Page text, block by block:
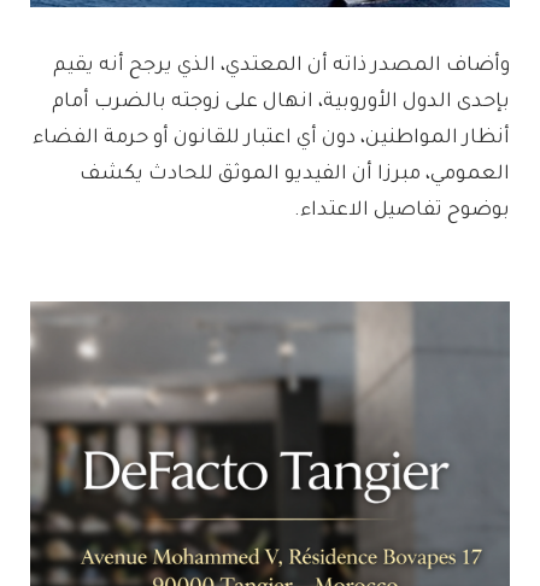
وأضاف المصدر ذاته أن المعتدي، الذي يرجح أنه يقيم
بإحدى الدول الأوروبية، انهال على زوجته بالضرب أمام
أنظار المواطنين، دون أي اعتبار للقانون أو حرمة الفضاء
العمومي، مبرزا أن الفيديو الموثق للحادث يكشف
بوضوح تفاصيل الاعتداء.